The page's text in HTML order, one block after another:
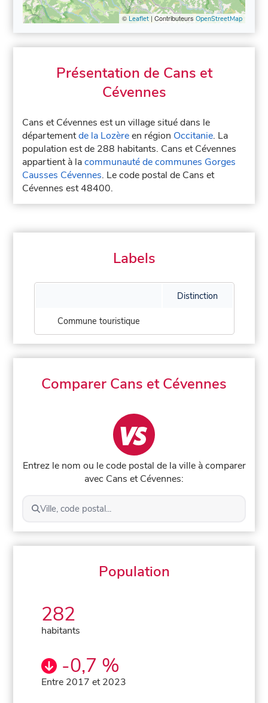
© Leaflet| Contributeurs OpenStreetMap
Présentation de Cans et
Cévennes
Cans et Cévennes est un village situé dans le
départementde la Lozèreen région Occitanie. La
population est de 288 habitants. Cans et Cévennes
appartient à lacommunauté de communes Gorges
Causses Cévennes. Le code postal de Cans et
Cévennes est 48400.
Labels
Distinction
Commune touristique
Comparer Cans et Cévennes
Entrez le nom ou le code postal de la ville à comparer
avec Cans et Cévennes:
Ville, code postal...
Population
282
habitants
-0,7 %
Entre 2017 et 2023